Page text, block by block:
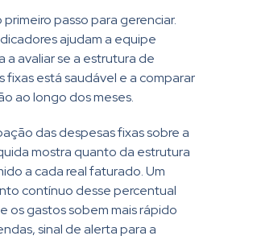
primeiro passo para gerenciar.
ajudam a equipe
a avaliar se a estrutura de
fixas está saudável e a comparar
ao longo dos meses.
das despesas fixas sobre a
mostra quanto da estrutura
a cada real faturado. Um
contínuo desse percentual
os gastos sobem mais rápido
sinal de alerta para a